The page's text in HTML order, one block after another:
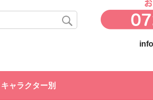
キャラクター別
在庫なし
商品番号/